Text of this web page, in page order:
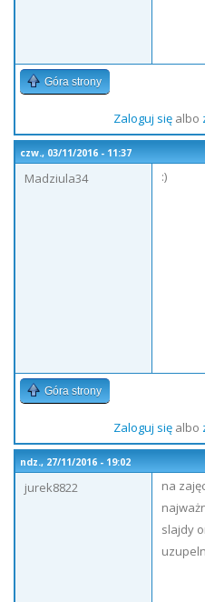
Góra strony
Zaloguj sięalbo
czw., 03/11/2016 - 11:37
Madziula34
:)
Góra strony
Zaloguj sięalbo
ndz., 27/11/2016 - 19:02
jurek8822
na
slajdy